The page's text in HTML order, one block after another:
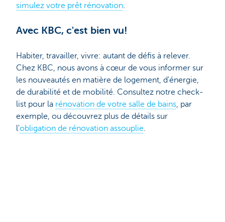
simulez votre prêt rénovation.
Avec KBC, c'est bien vu!
Habiter, travailler, vivre: autant de défis à relever.
Chez KBC, nous avons à cœur de vous informer sur
les nouveautés en matière de logement, d'énergie,
de durabilité et de mobilité. Consultez notre check-
list pour la rénovation de votre salle de bains, par
exemple, ou découvrez plus de détails sur
l'obligation de rénovation assouplie.